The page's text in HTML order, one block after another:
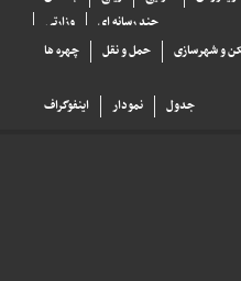
وزارتی
چند رسانه ای
چهره ها حمل و نقل و شهرسازی
اینفوگراف نمودار جدول